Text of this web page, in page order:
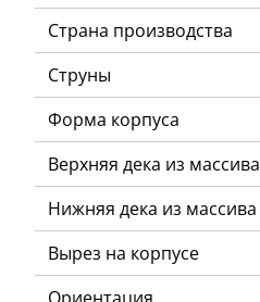
Страна производства
Струны
Форма корпуса
Верхняя дека из массива
Нижняя дека из массива
Вырез на корпусе